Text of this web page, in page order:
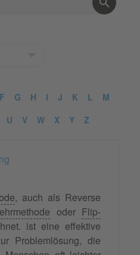
F G H I J K L
M
U V W X Y Z
, auch als Reverse
oder Flip-
ist eine effektive
Problemlösung, die